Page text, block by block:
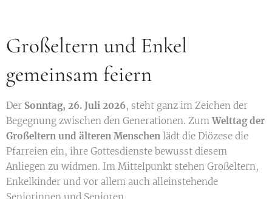
Großeltern und Enkel
gemeinsam feiern
Der Sonntag, 26. Juli 2026, steht ganz im Zeichen der
Begegnung zwischen den Generationen. ZumWelttag der
Großeltern und älteren Menschen lädt die Diözese die
Pfarreien ein, ihre Gottesdienste bewusst diesem
Anliegen zu widmen. Im Mittelpunkt stehen Großeltern,
Enkelkinder und vor allem auch alleinstehende